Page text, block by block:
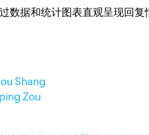
据和统计图表直观呈现回
Shang
Zou